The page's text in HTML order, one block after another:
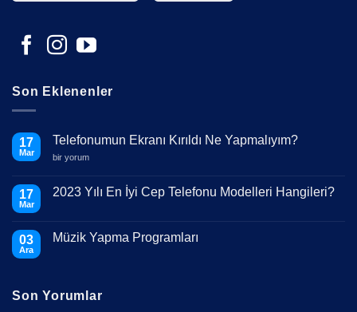
Son Eklenenler
17
Mar
Telefonumun Ekranı Kırıldı Ne Yapmalıyım?
Telefonumun
Ne
Yapmalıyım?
bir yorum
17
Mar
2023 Yılı En İyi Cep Telefonu Modelleri Hangileri?
Yılı
Hangileri?
03
Ara
Müzik Yapma Programları
Programları
Son Yorumlar